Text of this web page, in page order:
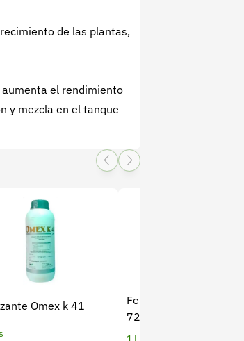
de las plantas,
aumenta el rendimiento
y mezcla en el tanque
Omex k 41
Fertilizante Foliar Azufol
720